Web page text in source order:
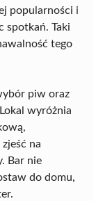
popularności i
spotkań. Taki
tego
piw oraz
wyróżnia
na
Bar nie
do domu,